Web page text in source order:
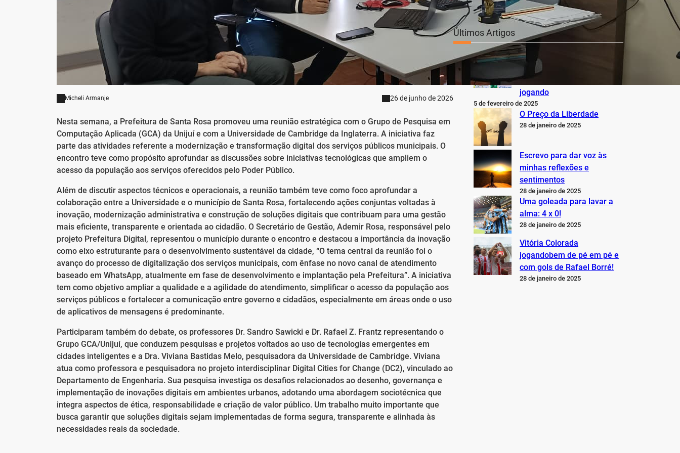
Micheli Armanje 26 de junho de 2026
Nesta semana, a Prefeitura de Santa Rosa promoveu uma reunião estratégica com o Grupo de Pesquisa em
Computação Aplicada (GCA) da Unijuí e com a Universidade de Cambridge da Inglaterra. A iniciativa faz
parte das atividades referente a modernização e transformação digital dos serviços públicos municipais. O
encontro teve como propósito aprofundar as discussões sobre iniciativas tecnológicas que ampliem o
acesso da população aos serviços oferecidos pelo Poder Público.
Além de discutir aspectos técnicos e operacionais, a reunião também teve como foco aprofundar a
colaboração entre a Universidade e o município de Santa Rosa, fortalecendo ações conjuntas voltadas à
inovação, modernização administrativa e construção de soluções digitais que contribuam para uma gestão
mais eficiente, transparente e orientada ao cidadão. O Secretário de Gestão, Ademir Rosa, responsável pelo
projeto Prefeitura Digital, representou o município durante o encontro e destacou a importância da inovação
como eixo estruturante para o desenvolvimento sustentável da cidade, “O tema central da reunião foi o
avanço do processo de digitalização dos serviços municipais, com ênfase no novo canal de atendimento
baseado em WhatsApp, atualmente em fase de desenvolvimento e implantação pela Prefeitura”. A iniciativa
tem como objetivo ampliar a qualidade e a agilidade do atendimento, simplificar o acesso da população aos
serviços públicos e fortalecer a comunicação entre governo e cidadãos, especialmente em áreas onde o uso
de aplicativos de mensagens é predominante.
Participaram também do debate, os professores Dr. Sandro Sawicki e Dr. Rafael Z. Frantz representando o
Grupo GCA/Unijuí, que conduzem pesquisas e projetos voltados ao uso de tecnologias emergentes em
cidades inteligentes e a Dra. Viviana Bastidas Melo, pesquisadora da Universidade de Cambridge. Viviana
atua como professora e pesquisadora no projeto interdisciplinar Digital Cities for Change (DC2), vinculado ao
Departamento de Engenharia. Sua pesquisa investiga os desafios relacionados ao desenho, governança e
implementação de inovações digitais em ambientes urbanos, adotando uma abordagem sociotécnica que
integra aspectos de ética, responsabilidade e criação de valor público. Um trabalho muito importante que
busca garantir que soluções digitais sejam implementadas de forma segura, transparente e alinhada às
necessidades reais da sociedade.
Últimos Artigos
O Inter não está jogando
nem perto do que sabe,
pode e deveria estar
jogando
5 de fevereiro de 2025
O Preço da Liberdade
28 de janeiro de 2025
Escrevo para dar voz às
minhas reflexões e
sentimentos
28 de janeiro de 2025
Uma goleada para lavar a
alma: 4 x 0!
28 de janeiro de 2025
Vitória Colorada
jogandobem de pé em pé e
com gols de Rafael Borré!
28 de janeiro de 2025